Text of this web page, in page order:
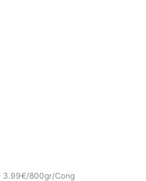
3.99€/800gr/Cong